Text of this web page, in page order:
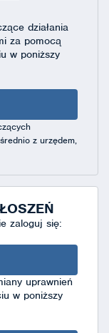
działania
za pomocą
w poniższy
z urzędem,
zaloguj się:
uprawnień
w poniższy